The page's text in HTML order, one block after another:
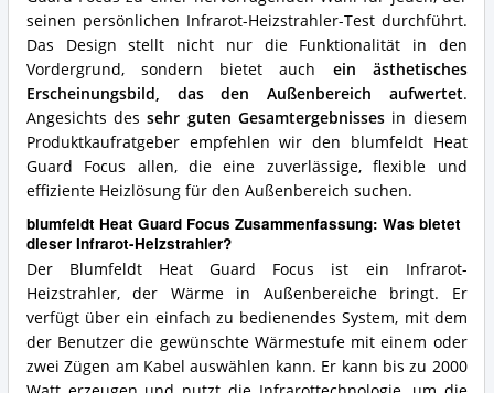
seinen persönlichen Infrarot-Heizstrahler-Test durchführt.
Das Design stellt nicht nur die Funktionalität in den
Vordergrund, sondern bietet auch ein ästhetisches
Erscheinungsbild, das den Außenbereich aufwertet.
Angesichts dessehr guten Gesamtergebnisses in diesem
Produktkaufratgeber empfehlen wir den blumfeldt Heat
Guard Focus allen, die eine zuverlässige, flexible und
effiziente Heizlösung für den Außenbereich suchen.
blumfeldt Heat Guard Focus Zusammenfassung: Was bietet
dieser Infrarot-Heizstrahler?
Der Blumfeldt Heat Guard Focus ist ein Infrarot-
Heizstrahler, der Wärme in Außenbereiche bringt. Er
verfügt über ein einfach zu bedienendes System, mit dem
der Benutzer die gewünschte Wärmestufe mit einem oder
zwei Zügen am Kabel auswählen kann. Er kann bis zu 2000